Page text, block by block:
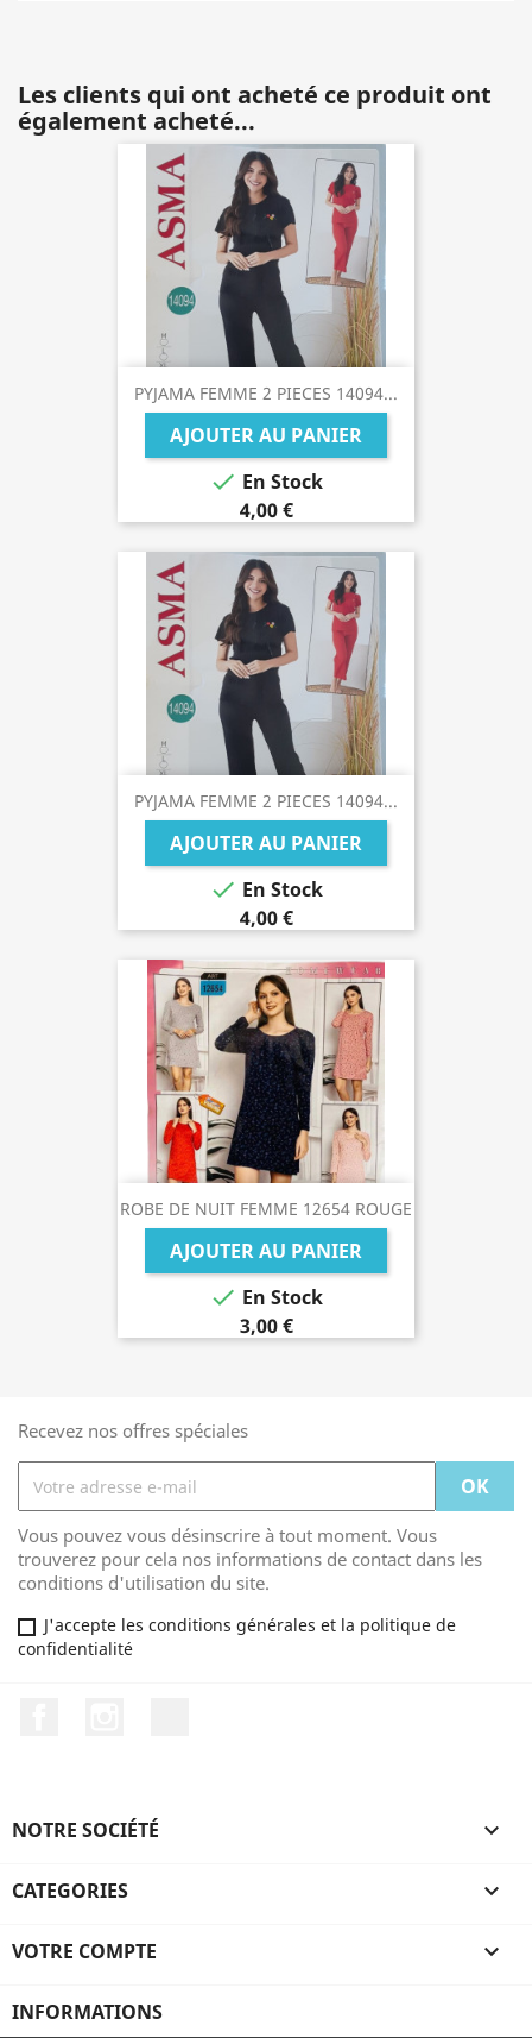
Les clients qui ont acheté ce produit ont
également acheté...
PYJAMA FEMME 2 PIECES 14094...
AJOUTER AU PANIER
 En Stock
4,00 €
PYJAMA FEMME 2 PIECES 14094...
AJOUTER AU PANIER
 En Stock
4,00 €
ROBE DE NUIT FEMME 12654 ROUGE
AJOUTER AU PANIER
 En Stock
3,00 €
Recevez nos offres spéciales
Vous pouvez vous désinscrire à tout moment. Vous
trouverez pour cela nos informations de contact dans les
conditions d'utilisation du site.
J'accepte les conditions générales et la politique de
confidentialité
NOTRE SOCIÉTÉ 
CATEGORIES 
VOTRE COMPTE 
INFORMATIONS